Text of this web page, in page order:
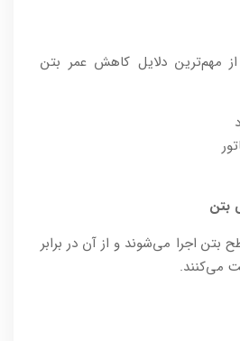
مهم‌ترین دلایل کاهش عمر بتن
اجرا می‌شوند و از آن در برابر
می‌کنند.